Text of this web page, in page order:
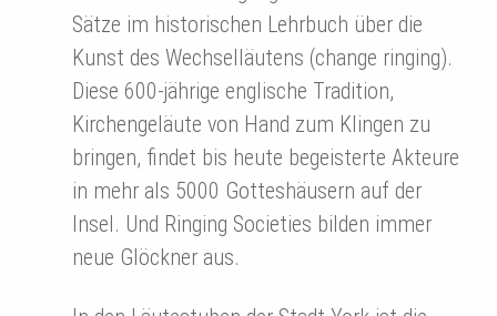
Sätze im historischen Lehrbuch über die
Kunst des Wechselläutens (change ringing).
Diese 600-jährige englische Tradition,
Kirchengeläute von Hand zum Klingen zu
bringen, findet bis heute begeisterte Akteure
in mehr als 5000 Gotteshäusern auf der
Insel. Und Ringing Societies bilden immer
neue Glöckner aus.